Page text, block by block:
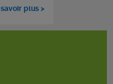
savoir plus >